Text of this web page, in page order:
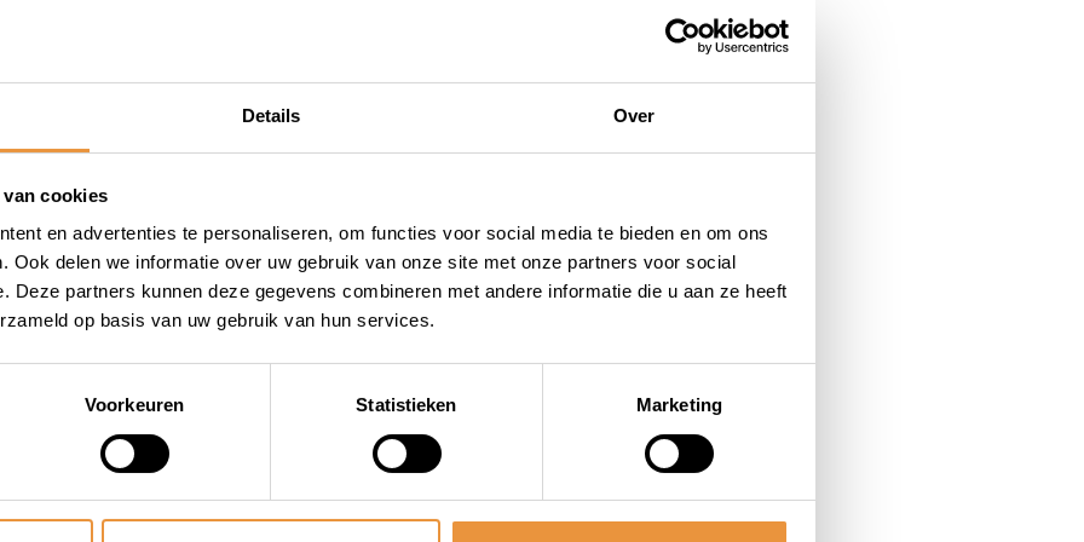
Details Over
cookies
en advertenties te personaliseren, om functies voor social media te bieden en om ons
Ook delen we informatie over uw gebruik van onze site met onze partners voor social
Deze partners kunnen deze gegevens combineren met andere informatie die u aan ze heeft
op basis van uw gebruik van hun services.
Voorkeuren Statistieken Marketing
dat je een product van
beschermt. Met
die alleen
lxv/scooter/vespa lx
snelle levering hoog in
van je nieuwe aankoop. Bij
veilig voertuig. Van sloten
dat deze
en tevredenheid,
zorg behandeld.
vespa lx zwart DMP en
Bescherm jezelf